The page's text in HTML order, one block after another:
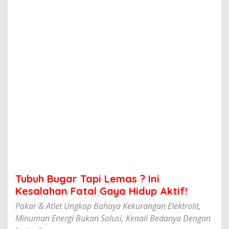
h
a
n
F
a
t
Tubuh Bugar Tapi Lemas ? Ini
Kesalahan Fatal Gaya Hidup Aktif!
Pakar & Atlet Ungkap Bahaya Kekurangan Elektrolit,
Minuman Energi Bukan Solusi, Kenali Bedanya Dengan